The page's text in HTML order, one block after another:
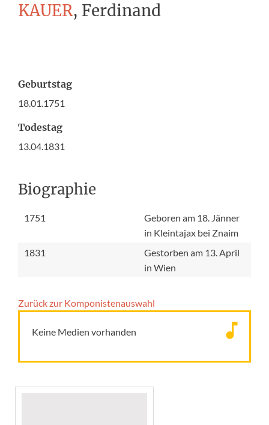
KAUER, Ferdinand
Geburtstag
18.01.1751
Todestag
13.04.1831
Biographie
1751
Geboren am 18. Jänner
in Kleintajax bei Znaim
1831
Gestorben am 13. April
in Wien
Zurück zur Komponisten­auswahl
Keine Medien vorhanden